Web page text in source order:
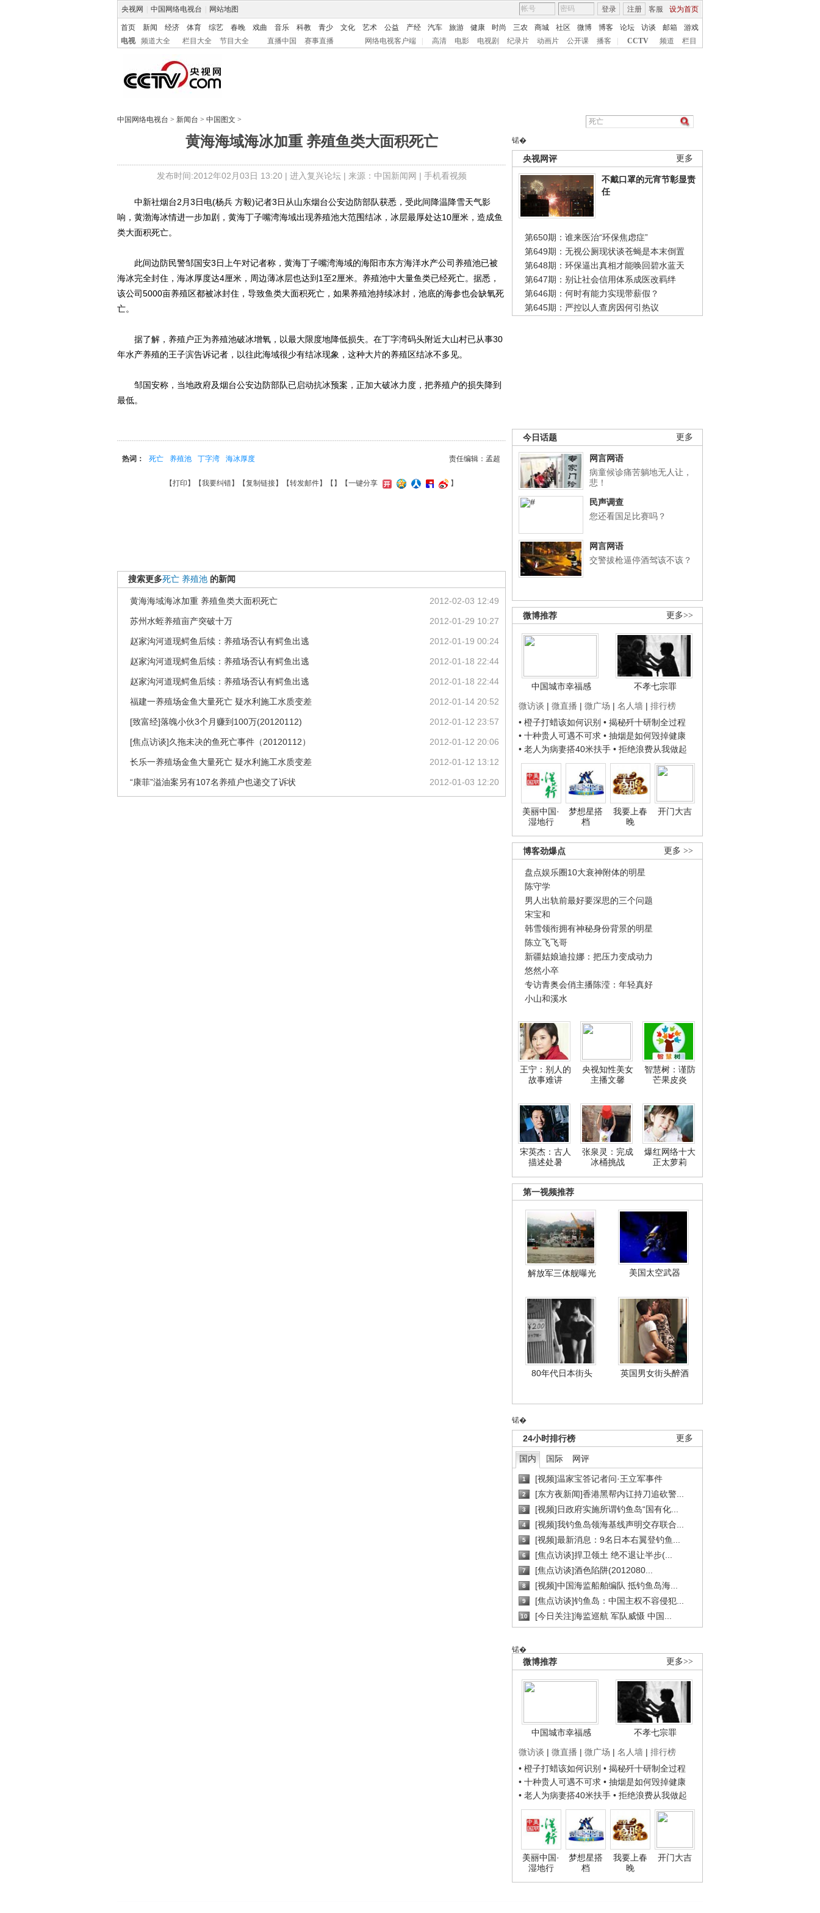
央视网 中国网络电视台 网站地图 客服 设为首页
登录 注册
首页 新闻 经济 体育 综艺 春晚 戏曲 音乐 科教 青少 文化 艺术 公益 产经 汽车 旅游 健康 时尚 三农 商城 社区 微博 博客 论坛 访谈 邮箱
游戏
电视
频道大全 栏目大全 节目大全 直播中国 赛事直播 网络电视客户端 高清 电影 电视剧 纪录片 动画片 公开课 播客 CCTV 频道 栏目
中国网络电视台 > 新闻台 > 中国图文 >
黄海海域海冰加重 养殖鱼类大面积死亡
发布时间:2012年02月03日 13:20 | 进入复兴论坛| 来源：中国新闻网 | 手机看视频
锘�
更多
央视网评
不戴口罩的元宵节彰显责
任
第650期：谁来医治“环保焦虑症”
第649期：无视公厕现状谈苍蝇是本末倒置
第648期：环保逼出真相才能唤回碧水蓝天
第647期：别让社会信用体系成医改羁绊
第646期：何时有能力实现带薪假？
第645期：严控以人查房因何引热议
更多
今日话题
网言网语
病童候诊痛苦躺地无人让，
悲！
民声调查
您还看国足比赛吗？
网言网语
交警拔枪逼停酒驾该不该？
更多>>
微博推荐
中国城市幸福感
不孝七宗罪
微访谈 | 微直播 | 微广场 | 名人墙 | 排行榜
• 橙子打蜡该如何识别 • 揭秘歼十研制全过程
• 十种贵人可遇不可求 • 抽烟是如何毁掉健康
• 老人为病妻搭40米扶手 • 拒绝浪费从我做起
美丽中国·
湿地行
梦想星搭
档
我要上春
晚
开门大吉
更多 >>
博客劲爆点
盘点娱乐圈10大衰神附体的明星
陈守学
男人出轨前最好要深思的三个问题
宋宝和
韩雪领衔拥有神秘身份背景的明星
陈立飞飞哥
新疆姑娘迪拉娜：把压力变成动力
悠然小卒
专访青奥会俏主播陈滢：年轻真好
小山和溪水
王宁：别人的
故事难讲
央视知性美女
主播文馨
智慧树：谨防
芒果皮炎
宋英杰：古人
描述处暑
张泉灵：完成
冰桶挑战
爆红网络十大
正太萝莉
第一视频推荐
解放军三体舰曝光 美国太空武器
80年代日本街头 英国男女街头醉酒
锘�
更多
24小时排行榜
国内 国际 网评
1 [视频]温家宝答记者问·王立军事件
2 [东方夜新闻]香港黑帮内讧持刀追砍警...
3 [视频]日政府实施所谓钓鱼岛“国有化...
4 [视频]我钓鱼岛领海基线声明交存联合...
5 [视频]最新消息：9名日本右翼登钓鱼...
6 [焦点访谈]捍卫领土 绝不退让半步(...
7 [焦点访谈]酒色陷阱(2012080...
8 [视频]中国海监船舶编队 抵钓鱼岛海...
9 [焦点访谈]钓鱼岛：中国主权不容侵犯...
10 [今日关注]海监巡航 军队威慑 中国...
锘�
更多>>
微博推荐
中国城市幸福感
不孝七宗罪
微访谈 | 微直播 | 微广场 | 名人墙 | 排行榜
• 橙子打蜡该如何识别 • 揭秘歼十研制全过程
• 十种贵人可遇不可求 • 抽烟是如何毁掉健康
• 老人为病妻搭40米扶手 • 拒绝浪费从我做起
美丽中国·
湿地行
梦想星搭
档
我要上春
晚
开门大吉
中新社烟台2月3日电(杨兵 方毅)记者3日从山东烟台公安边防部队获悉，受此间降温降雪天气影
响，黄渤海冰情进一步加剧，黄海丁子嘴湾海域出现养殖池大范围结冰，冰层最厚处达10厘米，造成鱼
类大面积死亡。
此间边防民警邹国安3日上午对记者称，黄海丁子嘴湾海域的海阳市东方海洋水产公司养殖池已被
海冰完全封住，海冰厚度达4厘米，周边薄冰层也达到1至2厘米。养殖池中大量鱼类已经死亡。据悉，
该公司5000亩养殖区都被冰封住，导致鱼类大面积死亡，如果养殖池持续冰封，池底的海参也会缺氧死
亡。
据了解，养殖户正为养殖池破冰增氧，以最大限度地降低损失。在丁字湾码头附近大山村已从事30
年水产养殖的王子滨告诉记者，以往此海域很少有结冰现象，这种大片的养殖区结冰不多见。
邹国安称，当地政府及烟台公安边防部队已启动抗冰预案，正加大破冰力度，把养殖户的损失降到
最低。
责任编辑：孟超
热词： 死亡 养殖池 丁字湾 海冰厚度
【打印 】【我要纠错】【复制链接】【转发邮件】【 】 【一键分享 】
搜索更多死亡 养殖池 的新闻
2012-02-03 12:49
黄海海域海冰加重 养殖鱼类大面积死亡
2012-01-29 10:27
苏州水蛭养殖亩产突破十万
2012-01-19 00:24
赵家沟河道现鳄鱼后续：养殖场否认有鳄鱼出逃
2012-01-18 22:44
赵家沟河道现鳄鱼后续：养殖场否认有鳄鱼出逃
2012-01-18 22:44
赵家沟河道现鳄鱼后续：养殖场否认有鳄鱼出逃
2012-01-14 20:52
福建一养殖场金鱼大量死亡 疑水利施工水质变差
2012-01-12 23:57
[致富经]落魄小伙3个月赚到100万(20120112)
2012-01-12 20:06
[焦点访谈]久拖未决的鱼死亡事件（20120112）
2012-01-12 13:12
长乐一养殖场金鱼大量死亡 疑水利施工水质变差
2012-01-03 12:20
“康菲”溢油案另有107名养殖户也递交了诉状